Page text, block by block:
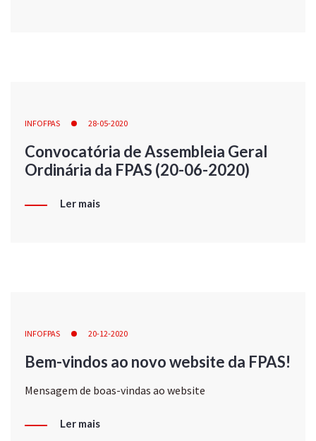
INFOFPAS 28-05-2020
Convocatória de Assembleia Geral
Ordinária da FPAS (20-06-2020)
Ler mais
INFOFPAS 20-12-2020
Bem-vindos ao novo website da FPAS!
Mensagem de boas-vindas ao website
Ler mais